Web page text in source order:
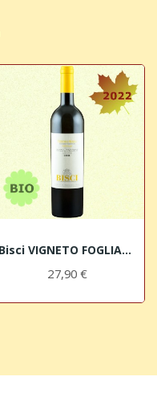
Bisci VIGNETO FOGLIANO Verdicchio di Matelica...
27,90 €